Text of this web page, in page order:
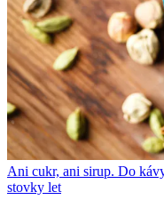
Ani cukr, ani sirup. Do
stovky let